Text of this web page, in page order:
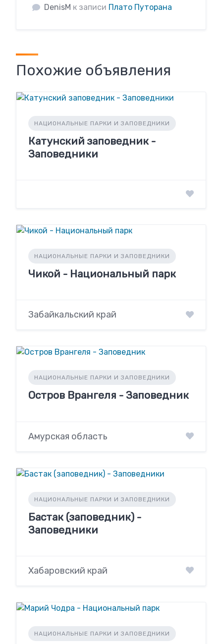
DenisM к записи Плато Путорана
Похожие объявления
НАЦИОНАЛЬНЫЕ ПАРКИ И ЗАПОВЕДНИКИ
Катунский заповедник -
Заповедники
НАЦИОНАЛЬНЫЕ ПАРКИ И ЗАПОВЕДНИКИ
Чикой - Национальный парк
Забайкальский край
НАЦИОНАЛЬНЫЕ ПАРКИ И ЗАПОВЕДНИКИ
Остров Врангеля - Заповедник
Амурская область
НАЦИОНАЛЬНЫЕ ПАРКИ И ЗАПОВЕДНИКИ
Бастак (заповедник) -
Заповедники
Хабаровский край
НАЦИОНАЛЬНЫЕ ПАРКИ И ЗАПОВЕДНИКИ